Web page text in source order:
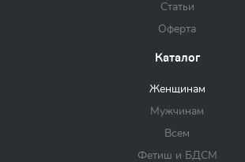
Статьи
Оферта
Каталог
Женщинам
Мужчинам
Всем
Фетиш и БДСМ